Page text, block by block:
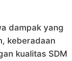
dampak yang
keberadaan
kualitas SDM